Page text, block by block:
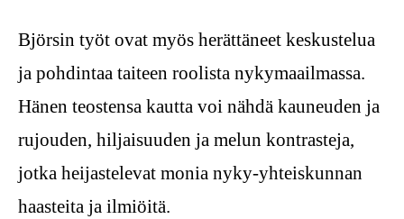
Björsin työt ovat myös herättäneet keskustelua
ja pohdintaa taiteen roolista nykymaailmassa.
Hänen teostensa kautta voi nähdä kauneuden ja
rujouden, hiljaisuuden ja melun kontrasteja,
jotka heijastelevat monia nyky-yhteiskunnan
haasteita ja ilmiöitä.